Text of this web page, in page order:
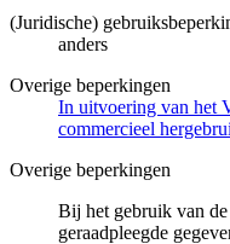
(Juridische)
anders
Overige beperkingen
In uitvoering van het
commercieel
Overige beperkingen
Bij het gebruik van
geraadpleegde